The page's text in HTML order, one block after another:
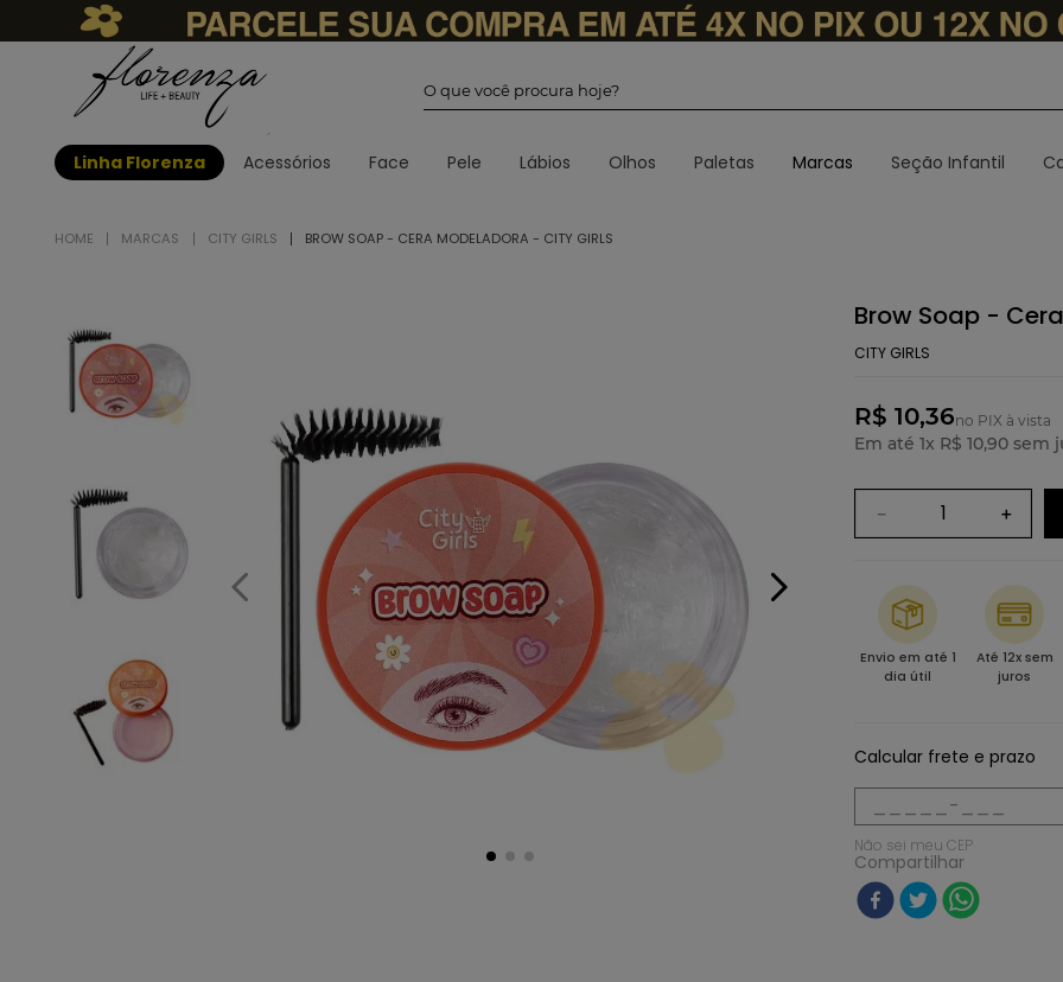
Linha Florenza Acessórios Face Pele Lábios Olhos Paletas Marcas Seção Infantil
MARCAS CITY GIRLS BROW SOAP - CERA MODELADORA - CITY GIRLS
Brow Soap -
CITY GIRLS
R$ 10,36no PIX à vista
Em até 1x R$ 10,90 sem
＋
－
Envio em até 1
dia útil
Até 12x sem
juros
Calcular frete e prazo
Não sei meu CEP
Compartilhar